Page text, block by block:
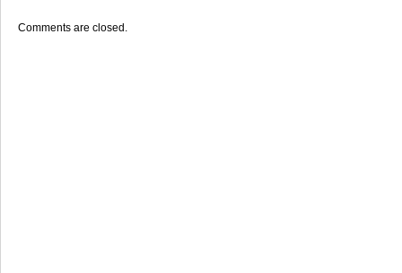
Comments are closed.